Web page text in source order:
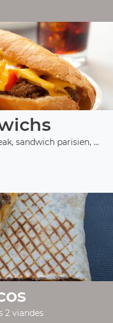
sandwich parisien, ...
2 viandes